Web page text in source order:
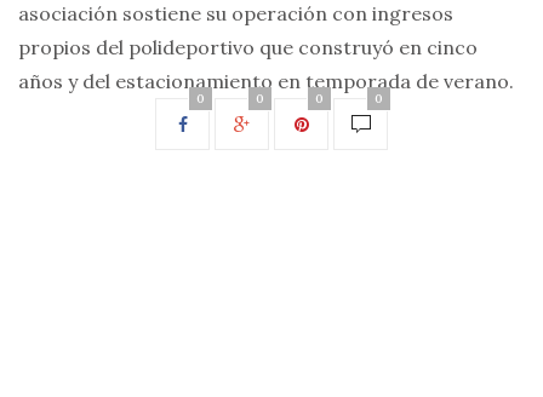
asociación sostiene su operación con ingresos
propios del polideportivo que construyó en cinco
años y del estacionamiento en temporada de verano.
0 0 0 0